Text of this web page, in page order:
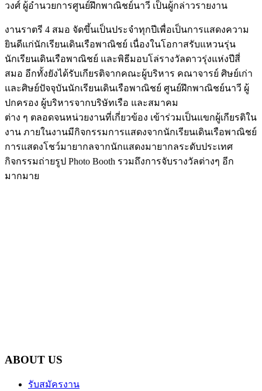
วงศ์ ผู้อำนวยการศูนย์ฝึกพาณิชย์นาวี เป็นผู้กล่าวรายงาน
งานราตรี 4 สมอ จัดขึ้นเป็นประจำทุกปีเพื่อเป็นการแสดงความ
ยินดีแก่นักเรียนเดินเรือพาณิชย์ เนื่องในโอกาสรับแหวนรุ่น
นักเรียนเดินเรือพาณิชย์ และพิธีมอบโล่รางวัลดาวรุ่งแห่งปีสี่
สมอ อีกทั้งยังได้รับเกียรติจากคณะผู้บริหาร คณาจารย์ ศิษย์เก่า
และศิษย์ปัจจุบันนักเรียนเดินเรือพาณิชย์ ศูนย์ฝึกพาณิชย์นาวี ผู้
ปกครอง ผู้บริหารจากบริษัทเรือ และสมาคม
ต่าง ๆ ตลอดจนหน่วยงานที่เกี่ยวข้อง เข้าร่วมเป็นแขกผู้เกียรติใน
งาน ภายในงานมีกิจกรรมการแสดงจากนักเรียนเดินเรือพาณิชย์
การแสดงโชว์มายากลจากนักแสดงมายากลระดับประเทศ
กิจกรรมถ่ายรูป Photo Booth รวมถึงการจับรางวัลต่างๆ อีก
มากมาย
ABOUT US
รับสมัครงาน